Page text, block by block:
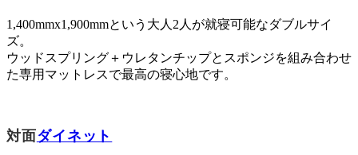
1,400mmx1,900mmという大人2人が就寝可能なダブルサイ
ズ。
ウッドスプリング＋ウレタンチップとスポンジを組み合わせ
た専用マットレスで最高の寝心地です。
対面ダイネット